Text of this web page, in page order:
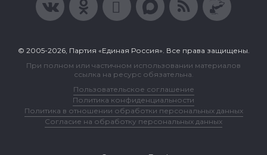
© 2005-2026, Партия «Единая Россия». Все права защищены.
При полном или частичном использовании материалов
ссылка на ресурс обязательна.
Пользовательское соглашение
Политика конфиденциальности
Политика в отношении обработки персональных данных
Согласие на обработку персональных данных